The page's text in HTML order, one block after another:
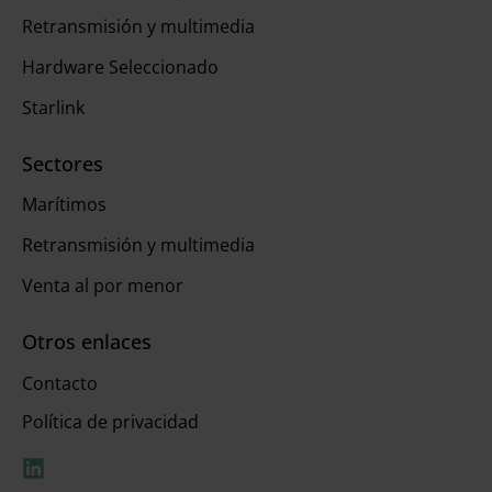
Retransmisión y multimedia
Hardware Seleccionado
Starlink
Sectores
Marítimos
Retransmisión y multimedia
Venta al por menor
Otros enlaces
Contacto
Política de privacidad